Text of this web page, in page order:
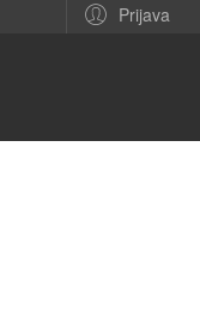
Prijava